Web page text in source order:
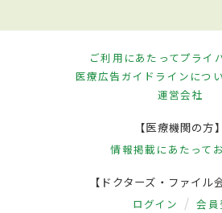
ご利用にあたってプライ
医療広告ガイドラインにつ
運営会社
【医療機関の方】
情報掲載にあたって
【ドクターズ・ファイル
ログイン 会員